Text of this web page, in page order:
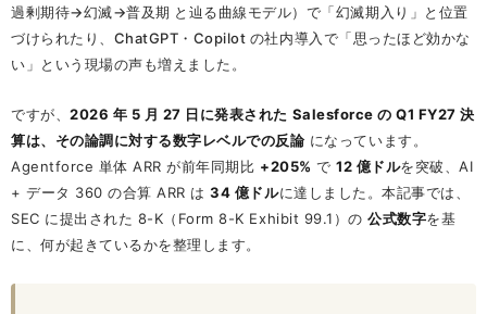
過剰期待→幻滅→普及期 と辿る曲線モデル）で「幻滅期入り」と位置
づけられたり、ChatGPT・Copilot の社内導入で「思ったほど効かな
い」という現場の声も増えました。
ですが、2026 年 5 月 27 日に発表された Salesforce の Q1 FY27 決
算は、その論調に対する数字レベルでの反論 になっています。
Agentforce 単体 ARR が前年同期比 +205% で12 億ドルを突破、AI
+ データ 360 の合算 ARR は34 億ドルに達しました。本記事では、
SEC に提出された 8-K（Form 8-K Exhibit 99.1）の公式数字を基
に、何が起きているかを整理します。